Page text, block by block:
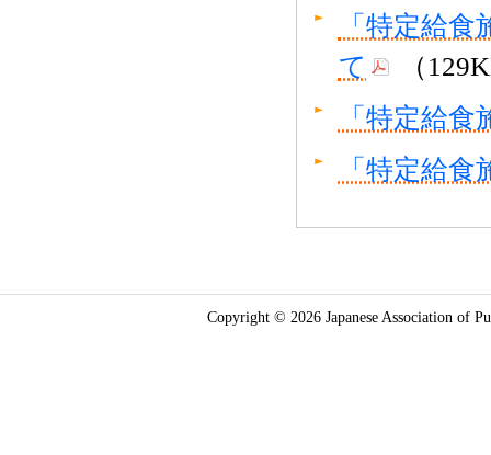
「特定給
て
（
「特定給
「特定給
Copyright © 2026 Japanese Association of